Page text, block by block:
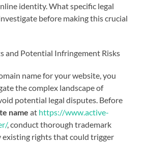
identity. What specific legal
before making this crucial
and Potential Infringement Risks
name for your website, you
the complex landscape of
potential legal disputes. Before
name at https://www.active-
, conduct thorough trademark
existing rights that could trigger